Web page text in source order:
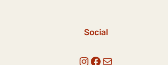
Social
Instagram Facebook E-Mail